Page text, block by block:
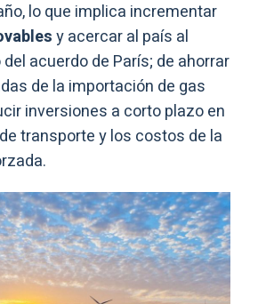
lo que implica incrementar
y acercar al país al
acuerdo de París; de ahorrar
de la importación de gas
inversiones a corto plazo en
transporte y los costos de la